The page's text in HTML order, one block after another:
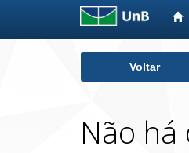
Voltar
Não